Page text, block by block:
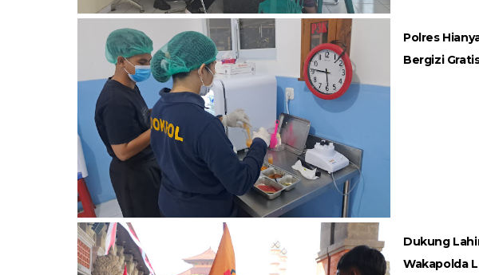
Polres
Bergizi
Dukung
Wakapolda